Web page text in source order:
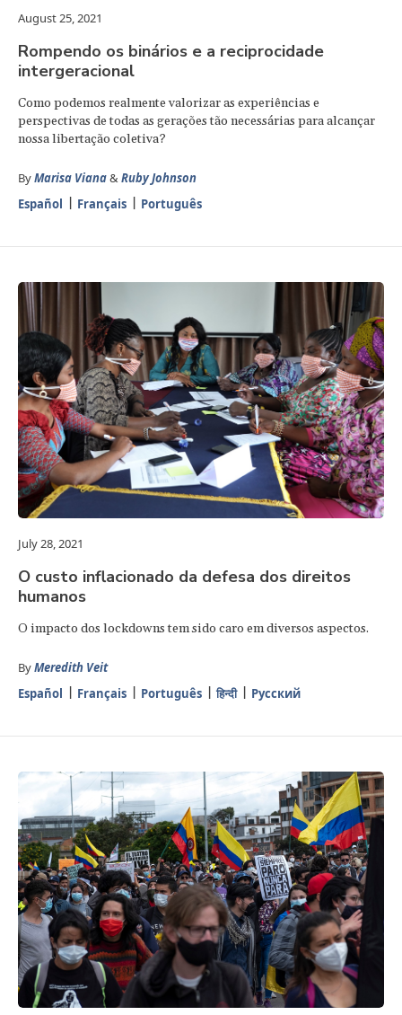
August 25, 2021
Rompendo os binários e a reciprocidade
intergeracional
Como podemos realmente valorizar as experiências e
perspectivas de todas as gerações tão necessárias para alcançar
nossa libertação coletiva?
ByMarisa Viana&Ruby Johnson
Español
Français Português
July 28, 2021
O custo inflacionado da defesa dos direitos
humanos
O impacto dos lockdowns tem sido caro em diversos aspectos.
ByMeredith Veit
Español
Français Português हिन्दी Русский